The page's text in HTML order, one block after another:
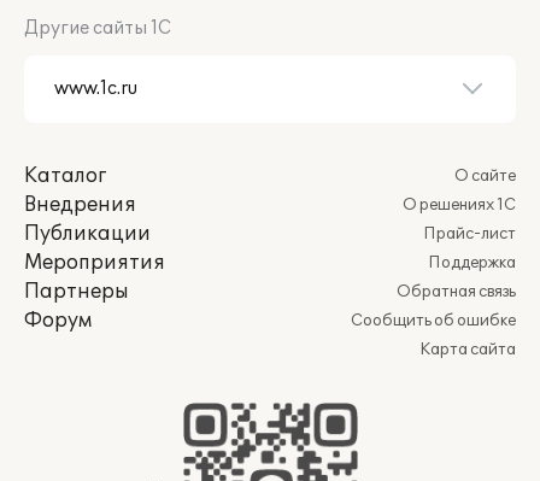
Другие сайты 1С
Каталог
Внедрения
Публикации
Мероприятия
Партнеры
Форум
О сайте
О решениях 1С
Прайс-лист
Поддержка
Обратная связь
Сообщить об ошибке
Карта сайта